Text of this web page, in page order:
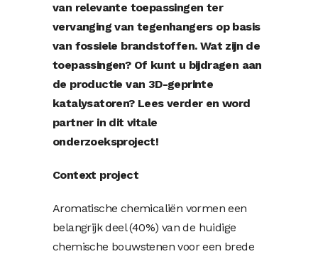
van relevante toepassingen ter
vervanging van tegenhangers op basis
van fossiele brandstoffen. Wat zijn de
toepassingen? Of kunt u bijdragen aan
de productie van 3D-geprinte
katalysatoren? Lees verder en word
partner in dit vitale
onderzoeksproject!
Context project
Aromatische chemicaliën vormen een
belangrijk deel (40%) van de huidige
chemische bouwstenen voor een brede